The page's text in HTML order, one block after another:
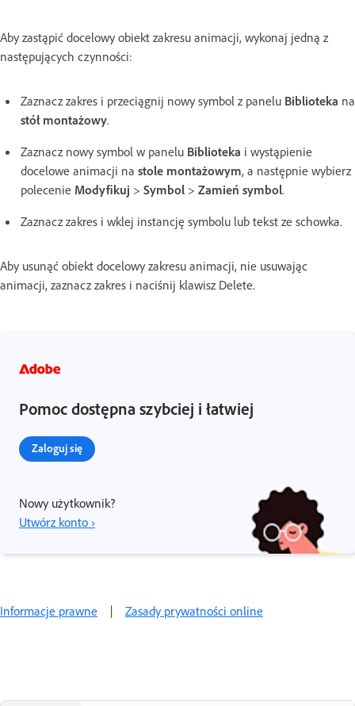
Aby zastąpić docelowy obiekt zakresu animacji, wykonaj jedną z
następujących czynności:
Zaznacz zakres i przeciągnij nowy symbol z panelu Biblioteka na
stół montażowy.
Zaznacz nowy symbol w panelu Biblioteka i wystąpienie
docelowe animacji na stole montażowym, a następnie wybierz
polecenie Modyfikuj > Symbol > Zamień symbol.
Zaznacz zakres i wklej instancję symbolu lub tekst ze schowka.
Aby usunąć obiekt docelowy zakresu animacji, nie usuwając
animacji, zaznacz zakres i naciśnij klawisz Delete.
Pomoc dostępna szybciej i łatwiej
Zaloguj się
Nowy użytkownik?
Utwórz konto ›
Informacje prawne | Zasady prywatności online